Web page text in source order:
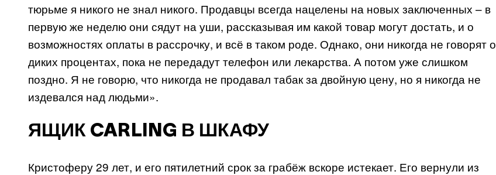
тюрьме я никого не знал никого. Продавцы всегда нацелены на новых заключенных – в
первую же неделю они сядут на уши, рассказывая им какой товар могут достать, и о
возможностях оплаты в рассрочку, и всё в таком роде. Однако, они никогда не говорят о
диких процентах, пока не передадут телефон или лекарства. А потом уже слишком
поздно. Я не говорю, что никогда не продавал табак за двойную цену, но я никогда не
издевался над людьми».
ЯЩИК CARLING В ШКАФУ
Кристоферу 29 лет, и его пятилетний срок за грабёж вскоре истекает. Его вернули из